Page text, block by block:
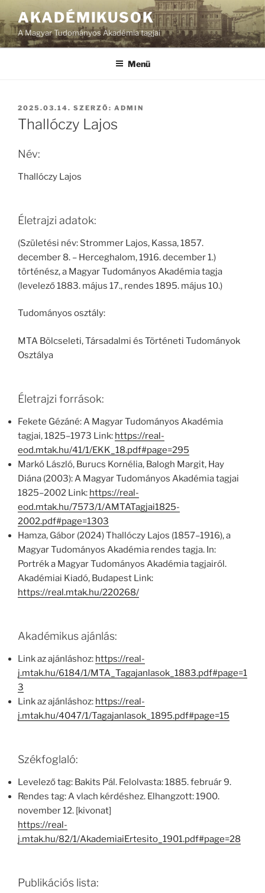
AKADÉMIKUSOK
A Magyar Tudományos Akadémia tagjai
Menü
BEKÜLDVE:
2025.03.14. SZERZŐ: ADMIN
Thallóczy Lajos
Név:
Thallóczy Lajos
Életrajzi adatok:
(Születési név: Strommer Lajos, Kassa, 1857.
december 8. – Herceghalom, 1916. december 1.)
történész, a Magyar Tudományos Akadémia tagja
(levelező 1883. május 17., rendes 1895. május 10.)
Tudományos osztály:
MTA Bölcseleti, Társadalmi és Történeti Tudományok
Osztálya
Életrajzi források:
Fekete Gézáné: A Magyar Tudományos Akadémia
tagjai, 1825–1973 Link: https://real-
eod.mtak.hu/41/1/EKK_18.pdf#page=295
Markó László, Burucs Kornélia, Balogh Margit, Hay
Diána (2003): A Magyar Tudományos Akadémia tagjai
1825–2002 Link: https://real-
eod.mtak.hu/7573/1/AMTATagjai1825-
2002.pdf#page=1303
Hamza, Gábor (2024) Thallóczy Lajos (1857–1916), a
Magyar Tudományos Akadémia rendes tagja. In:
Portrék a Magyar Tudományos Akadémia tagjairól.
Akadémiai Kiadó, Budapest Link:
https://real.mtak.hu/220268/
Akadémikus ajánlás:
Link az ajánláshoz: https://real-
j.mtak.hu/6184/1/MTA_Tagajanlasok_1883.pdf#page=1
3
Link az ajánláshoz: https://real-
j.mtak.hu/4047/1/Tagajanlasok_1895.pdf#page=15
Székfoglaló:
Levelező tag: Bakits Pál. Felolvasta: 1885. február 9.
Rendes tag: A vlach kérdéshez. Elhangzott: 1900.
november 12. [kivonat]
https://real-
j.mtak.hu/82/1/AkademiaiErtesito_1901.pdf#page=28
Publikációs lista: